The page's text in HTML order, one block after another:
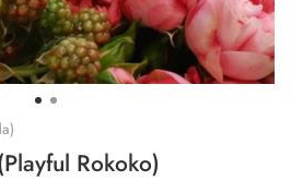
Rokoko)